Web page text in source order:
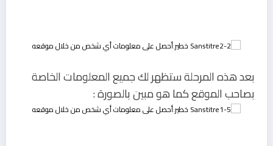
بعد هذه المرحلة ستظهر لك جميع المعلومات الخاصة
بصاحب الموقع كما هو مبين بالصورة :